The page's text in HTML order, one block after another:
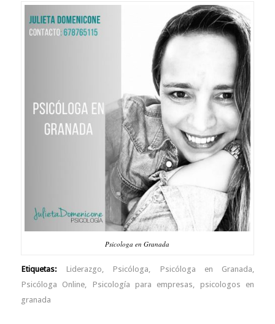
Psicologa en Granada
Etiquetas: Liderazgo Psicóloga Psicóloga en Granada
Psicóloga Online
Psicología para empresas
psicologos en
granada